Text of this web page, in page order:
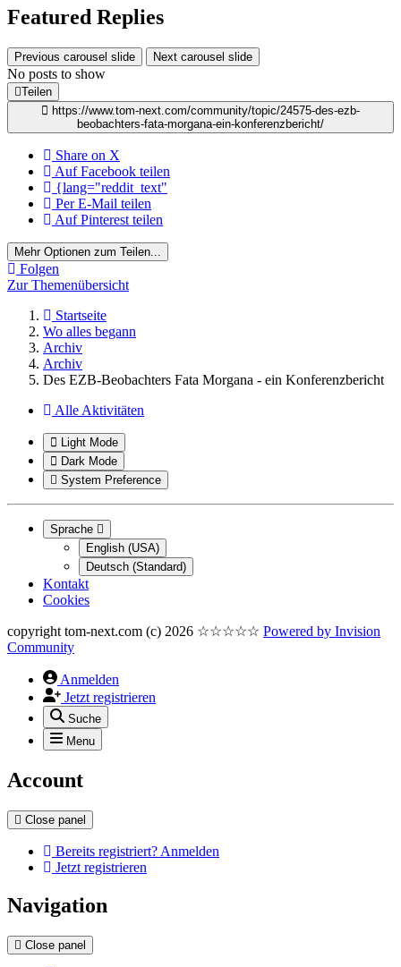
Featured Replies
Previous carousel slide Next carousel slide
No posts to show
Teilen
https://www.tom-next.com/community/topic/24575-des-ezb-
beobachters-fata-morgana-ein-konferenzbericht/
Share on X
Auf Facebook teilen
{lang="reddit_text"
Per E-Mail teilen
Auf Pinterest teilen
Mehr Optionen zum Teilen...
Folgen
Zur Themenübersicht
Startseite
Wo alles begann
Archiv
Archiv
Des EZB-Beobachters Fata Morgana - ein Konferenzbericht
Alle Aktivitäten
Light Mode
Dark Mode
System Preference
Sprache
English (USA)
Deutsch (Standard)
Kontakt
Cookies
copyright tom-next.com (c) 2026 ☆☆☆☆☆ Powered by Invision
Community
Anmelden
Jetzt registrieren
Suche
Menu
Account
Close panel
Bereits registriert? Anmelden
Jetzt registrieren
Navigation
Close panel